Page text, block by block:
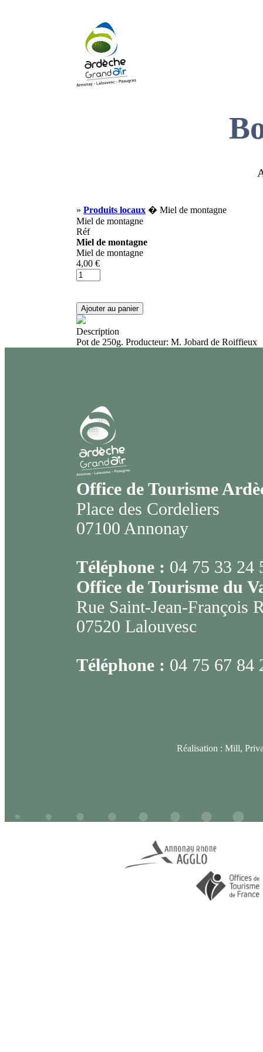
» Produits locaux � Miel de montagne
Miel de montagne
Réf
Miel de montagne
Miel de montagne
4,00 €
Description
Pot de 250g. Producteur: M. Jobard de Roiffieux
Office de Tourisme
Place des Cordeliers
07100 Annonay
Téléphone : 04 75 33 24
Office de Tourisme du
Rue Saint-Jean-François
07520 Lalouvesc
Téléphone : 04 75 67 84
Réalisation : Mill,